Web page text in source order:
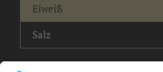
Eiweiß
Salz